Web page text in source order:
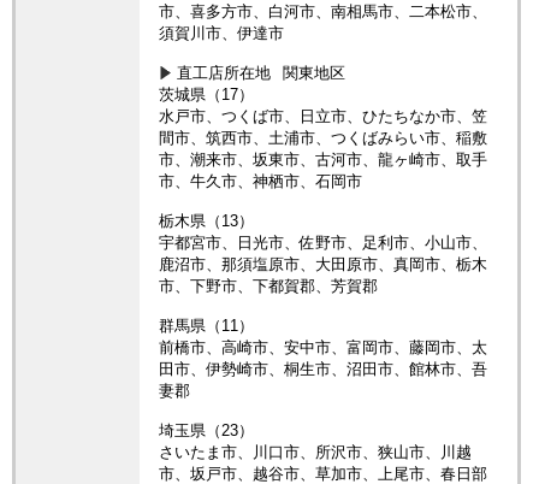
市、喜多方市、白河市、南相馬市、二本松市、
須賀川市、伊達市
直工店所在地
関東地区
茨城県（17）
水戸市、つくば市、日立市、ひたちなか市、笠
間市、筑西市、土浦市、つくばみらい市、稲敷
市、潮来市、坂東市、古河市、龍ヶ崎市、取手
市、牛久市、神栖市、石岡市
栃木県（13）
宇都宮市、日光市、佐野市、足利市、小山市、
鹿沼市、那須塩原市、大田原市、真岡市、栃木
市、下野市、下都賀郡、芳賀郡
群馬県（11）
前橋市、高崎市、安中市、富岡市、藤岡市、太
田市、伊勢崎市、桐生市、沼田市、館林市、吾
妻郡
埼玉県（23）
さいたま市、川口市、所沢市、狭山市、川越
市、坂戸市、越谷市、草加市、上尾市、春日部